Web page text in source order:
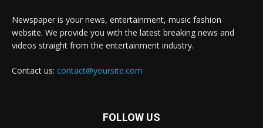
Newspaper is your news, entertainment, music fashion
website. We provide you with the latest breaking news and
videos straight from the entertainment industry.
Contact us: contact@yoursite.com
FOLLOW US